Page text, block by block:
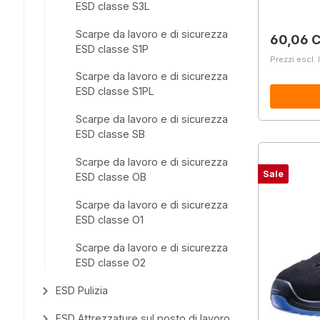
ESD classe S3L
Scarpe da lavoro e di sicurezza
ESD classe S1P
Scarpe da lavoro e di sicurezza
ESD classe S1PL
Scarpe da lavoro e di sicurezza
ESD classe SB
Scarpe da lavoro e di sicurezza
ESD classe OB
Scarpe da lavoro e di sicurezza
ESD classe O1
Scarpe da lavoro e di sicurezza
ESD classe O2
ESD Pulizia
Prezzo
60,06
Prezzi escl.
Sale